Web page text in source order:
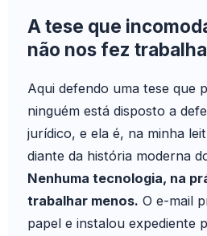
contínua mal estruturada e
pela própria adoção da
ganho.
particularmente crítico, pois
profissional, dados
responsabilidade técnica do
resolvido em treinamento de
resolvido em projeto de
A tese que
não nos fez
Aqui defendo uma tese que
ninguém está disposto a
jurídico, e ela é, na minha
diante da história moderna
Nenhuma tecnologia, na
trabalhar menos. O e-mail
papel e instalou expediente